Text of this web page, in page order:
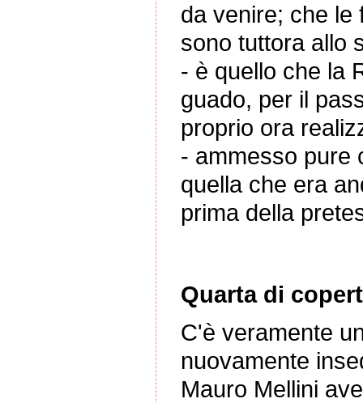
da venire; che le
sono tuttora allo
- è quello che la
guado, per il
proprio ora
- ammesso pure
quella che era
prima della
Quarta di
C'è veramente
nuovamente
Mauro Mellini